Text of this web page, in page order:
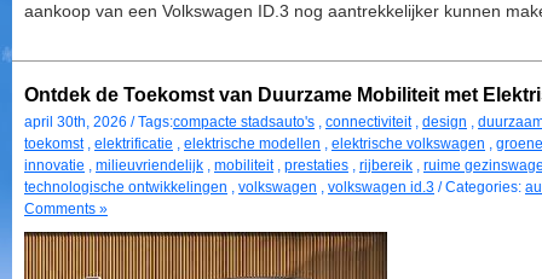
aankoop van een Volkswagen ID.3 nog aantrekkelijker kunnen
Ontdek de Toekomst van Duurzame Mobiliteit met
april 30th, 2026 / Tags:compacte stadsauto's , connectiviteit, design ,
toekomst, elektrificatie , elektrische modellen , elektrische volkswagen ,
innovatie , milieuvriendelijk , mobiliteit, prestaties , rijbereik , ruime
technologische ontwikkelingen , volkswagen , volkswagen id.3 / Categories:
Comments »